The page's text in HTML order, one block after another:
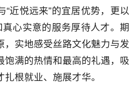
“近悦远来”的宜居优势，更以
真心实意的服务厚待人才。期
，实地感受丝路文化魅力与发
饱满的热情和最高的礼遇，吸
根就业、施展才华。